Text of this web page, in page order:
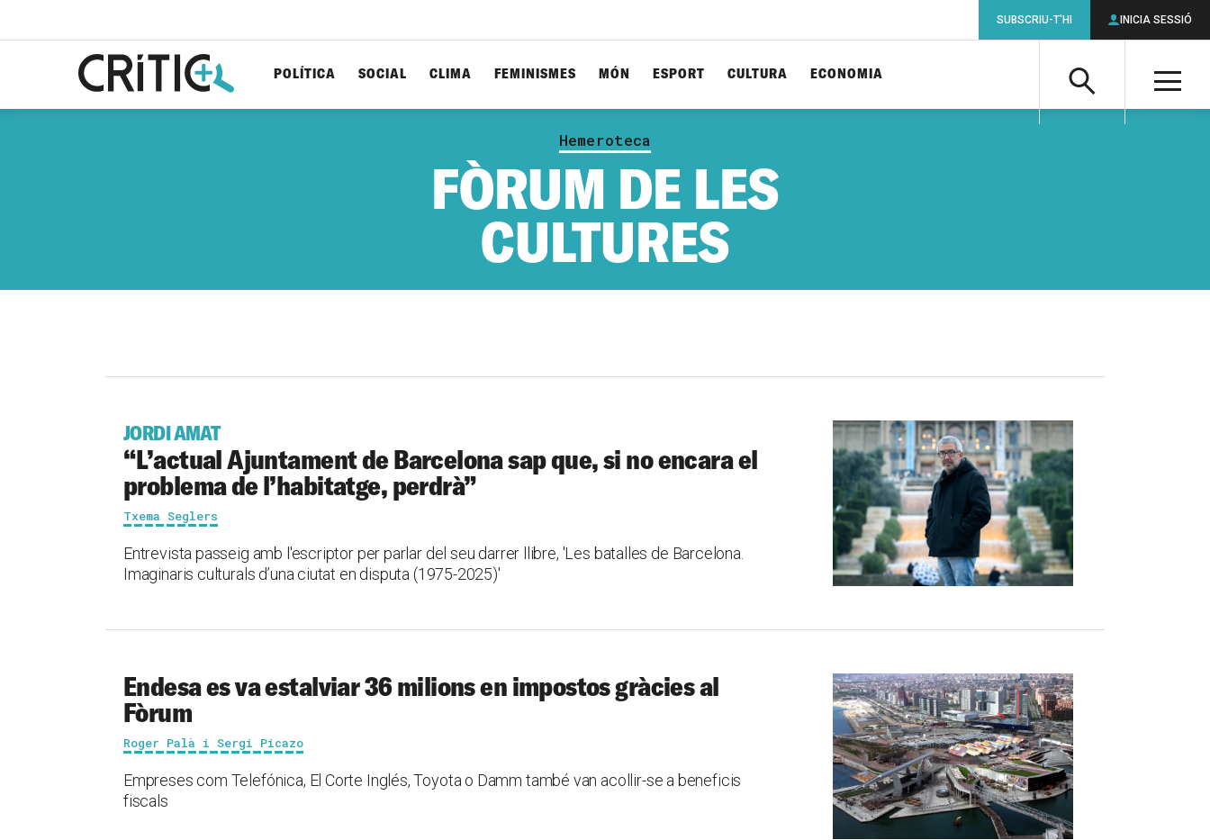
Cerca
POLÍTICA SOCIAL CLIMA FEMINISMES MÓN ESPORT CULTURA ECONOMIA
SUBSCRIU-T'HI INICIA SESSIÓ
Hemeroteca
FÒRUM DE LES
CULTURES
JORDI AMAT
“L’actual Ajuntament de Barcelona sap que, si no encara el
problema de l’habitatge, perdrà”
Txema Seglers
Entrevista passeig amb l'escriptor per parlar del seu darrer llibre, 'Les batalles de Barcelona.
Imaginaris culturals d’una ciutat en disputa (1975-2025)'
Endesa es va estalviar 36 milions en impostos gràcies al
Fòrum
Roger Palà i Sergi Picazo
Empreses com Telefónica, El Corte Inglés, Toyota o Damm també van acollir-se a beneficis
fiscals